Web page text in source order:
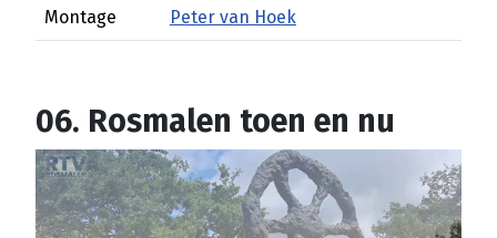
Montage Peter van Hoek
06. Rosmalen toen en nu